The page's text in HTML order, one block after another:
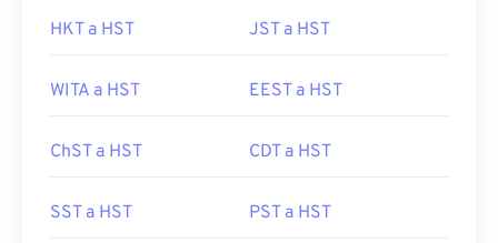
HKT a HST JST a HST
WITA a HST EEST a HST
ChST a HST CDT a HST
SST a HST PST a HST